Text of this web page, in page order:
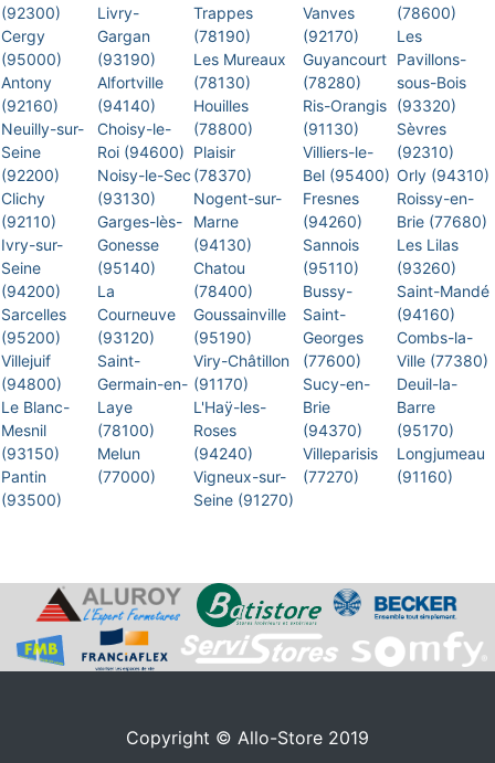
(92300)
Cergy
(95000)
Antony
(92160)
Neuilly-sur-
Seine
(92200)
Clichy
(92110)
Ivry-sur-
Seine
(94200)
Sarcelles
(95200)
Villejuif
(94800)
Le Blanc-
Mesnil
(93150)
Pantin
(93500)
Livry-
Gargan
(93190)
Alfortville
(94140)
Choisy-le-
Roi (94600)
Noisy-le-Sec
(93130)
Garges-lès-
Gonesse
(95140)
La
Courneuve
(93120)
Saint-
Germain-en-
Laye
(78100)
Melun
(77000)
Trappes
(78190)
Les Mureaux
(78130)
Houilles
(78800)
Plaisir
(78370)
Nogent-sur-
Marne
(94130)
Chatou
(78400)
Goussainville
(95190)
Viry-Châtillon
(91170)
L'Haÿ-les-
Roses
(94240)
Vigneux-sur-
Seine (91270)
Vanves
(92170)
Guyancourt
(78280)
Ris-Orangis
(91130)
Villiers-le-
Bel (95400)
Fresnes
(94260)
Sannois
(95110)
Bussy-
Saint-
Georges
(77600)
Sucy-en-
Brie
(94370)
Villeparisis
(77270)
(78600)
Les
Pavillons-
sous-Bois
(93320)
Sèvres
(92310)
Orly (94310)
Roissy-en-
Brie (77680)
Les Lilas
(93260)
Saint-Mandé
(94160)
Combs-la-
Ville (77380)
Deuil-la-
Barre
(95170)
Longjumeau
(91160)
Copyright © Allo-Store 2019